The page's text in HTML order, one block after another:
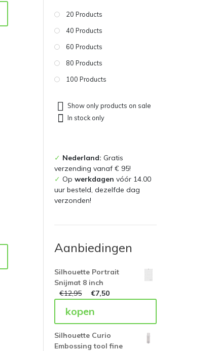
20 Products
40 Products
60 Products
80 Products
100 Products
Show only products on sale
In stock only
✓ Nederland:Gratis
verzending vanaf € 95!
✓ Opwerkdagen vóór 14.00
uur besteld, dezelfde dag
verzonden!
Aanbiedingen
Silhouette Portrait
Snijmat 8 inch
€12,95 €7,50
kopen
Silhouette Curio
Embossing tool fine